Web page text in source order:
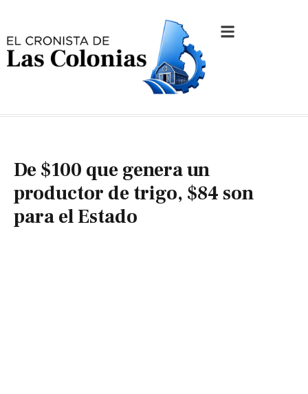
De $100 que genera un
productor de trigo, $84 son
para el Estado